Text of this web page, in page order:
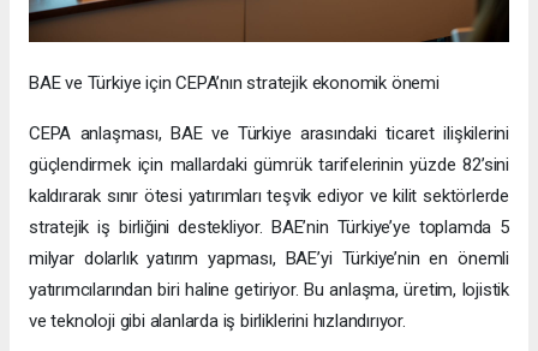
BAE ve Türkiye için CEPA’nın stratejik ekonomik önemi
CEPA anlaşması, BAE ve Türkiye arasındaki ticaret ilişkilerini
güçlendirmek için mallardaki gümrük tarifelerinin yüzde 82’sini
kaldırarak sınır ötesi yatırımları teşvik ediyor ve kilit sektörlerde
stratejik iş birliğini destekliyor. BAE’nin Türkiye’ye toplamda 5
milyar dolarlık yatırım yapması, BAE’yi Türkiye’nin en önemli
yatırımcılarından biri haline getiriyor. Bu anlaşma, üretim, lojistik
ve teknoloji gibi alanlarda iş birliklerini hızlandırıyor.